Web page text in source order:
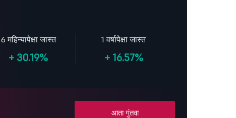
6 महिन्यापेक्षा जास्त
+ 30.19%
1 वर्षापेक्षा जास्त
+16.57%
आता गुंतवा